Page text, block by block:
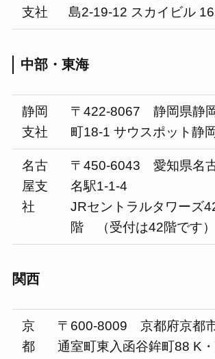
支社
島2-19-12 スカイビル
中部・東海
静岡
支社
〒422-8067 静岡県静
町18-1 サウスポット静
名古
屋支
社
〒450-6043 愛知県名
名駅1-1-4
JRセントラルタワーズ
階 （受付は42階です）
関西
京
都
〒600-8009 京都府京都
通室町東入函谷鉾町88 K